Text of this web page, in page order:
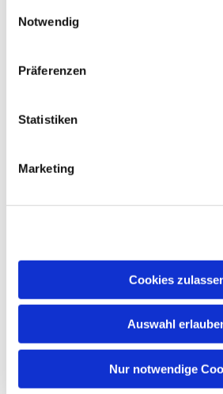
Notwendig
Präferenzen
Statistiken
Marketing
Cookies
Auswahl
Nur notwendige